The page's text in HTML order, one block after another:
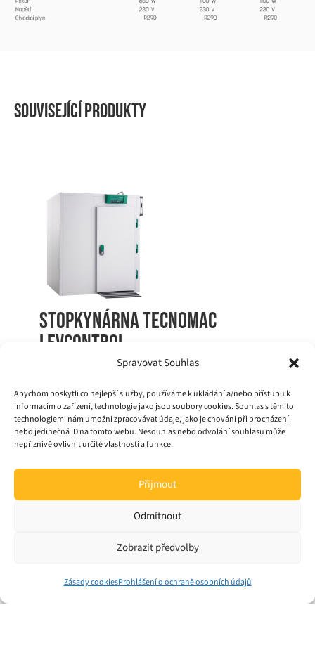
Spravovat Souhlas
Abychom poskytli co nejlepší služby, používáme k ukládání a/nebo přístupu k
informacím o zařízení, technologie jako jsou soubory cookies. Souhlas s těmito
technologiemi nám umožní zpracovávat údaje, jako je chování při procházení
nebo jedinečná ID na tomto webu. Nesouhlas nebo odvolání souhlasu může
nepříznivě ovlivnit určité vlastnosti a funkce.
Přijmout
Odmítnout
Zobrazit předvolby
Zásady cookiesProhlášení o ochraně osobních údajů
Související produkty
Stopkynárna TECNOMAC
LevControl
LevControl Green+2 - je užitečným a nezbytným
průmyslových provozů, cukrárny, pizzerie apod.,
kde probíhá výroba kynutých výrobků. Zařízení
umožňuje řízené prodloužené kynutí, zároveň
omezuje nutnost práce v noci.
Stokynárna Tecnomac Lev Control